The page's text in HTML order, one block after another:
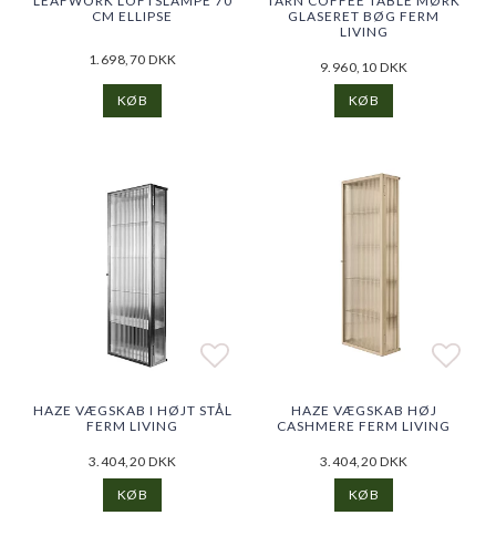
CM ELLIPSE
1.698,70 DKK
KØB
GLASERET BØG FERM
LIVING
9.960,10 DKK
KØB
Add to list of favorites
Add to list of favorites
HAZE VÆGSKAB I HØJT STÅL
FERM LIVING
3.404,20 DKK
KØB
Add
Add
HAZE VÆGSKAB HØJ
CASHMERE FERM LIVING
3.404,20 DKK
KØB